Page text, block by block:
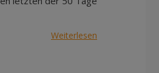
Weiterlesen